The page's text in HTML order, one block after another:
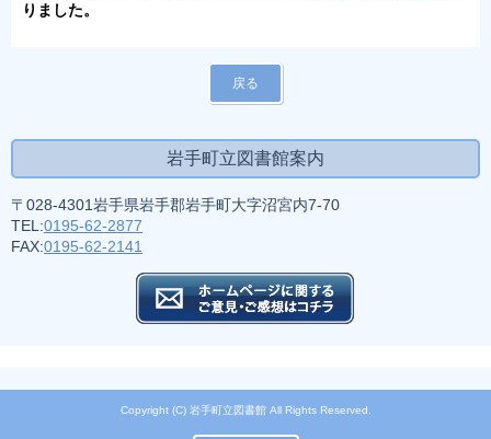
りました。
戻る
岩手町立図書館案内
〒028-4301岩手県岩手郡岩手町大字沼宮内7-70
TEL:0195-62-2877
FAX:0195-62-2141
Copyright (C) 岩手町立図書館 All Rights Reserved.